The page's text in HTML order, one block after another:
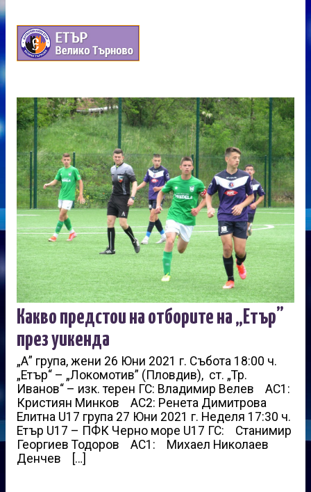
Какво предстои на отборите на „Етър”
през уикенда
„А” група, жени 26 Юни 2021 г. Събота 18:00 ч.
„Етър“ – „Локомотив” (Пловдив), ст. „Тр.
Иванов“ – изк. терен ГС: Владимир Велев АС1:
Кристиян Минков АС2: Ренета Димитрова
Елитна U17 група 27 Юни 2021 г. Неделя 17:30 ч.
Етър U17 – ПФК Черно море U17 ГС: Станимир
Георгиев Тодоров АС1: Михаел Николаев
Денчев […]